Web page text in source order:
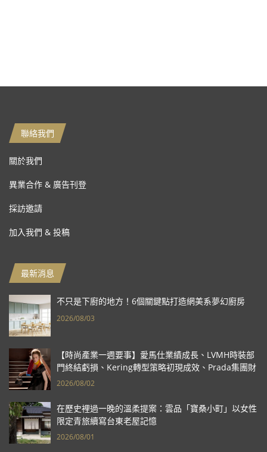
聯絡我們
關於我們
異業合作 & 廣告刊登
採訪邀請
加入我們 & 投稿
最新消息
不只是下廚的地方！6個關鍵點打造網美系夢幻廚房
2026/08/03
【時尚產業一週要事】愛馬仕業績成長、LVMH時裝部
門終結虧損、Kering轉型策略初現成效、Prada集團財
報亮眼
2026/08/02
在歷史裡過一晚的溫柔提案：雲品「寶桑小町」以女性
限定青旅續寫台東老屋記憶
2026/08/01